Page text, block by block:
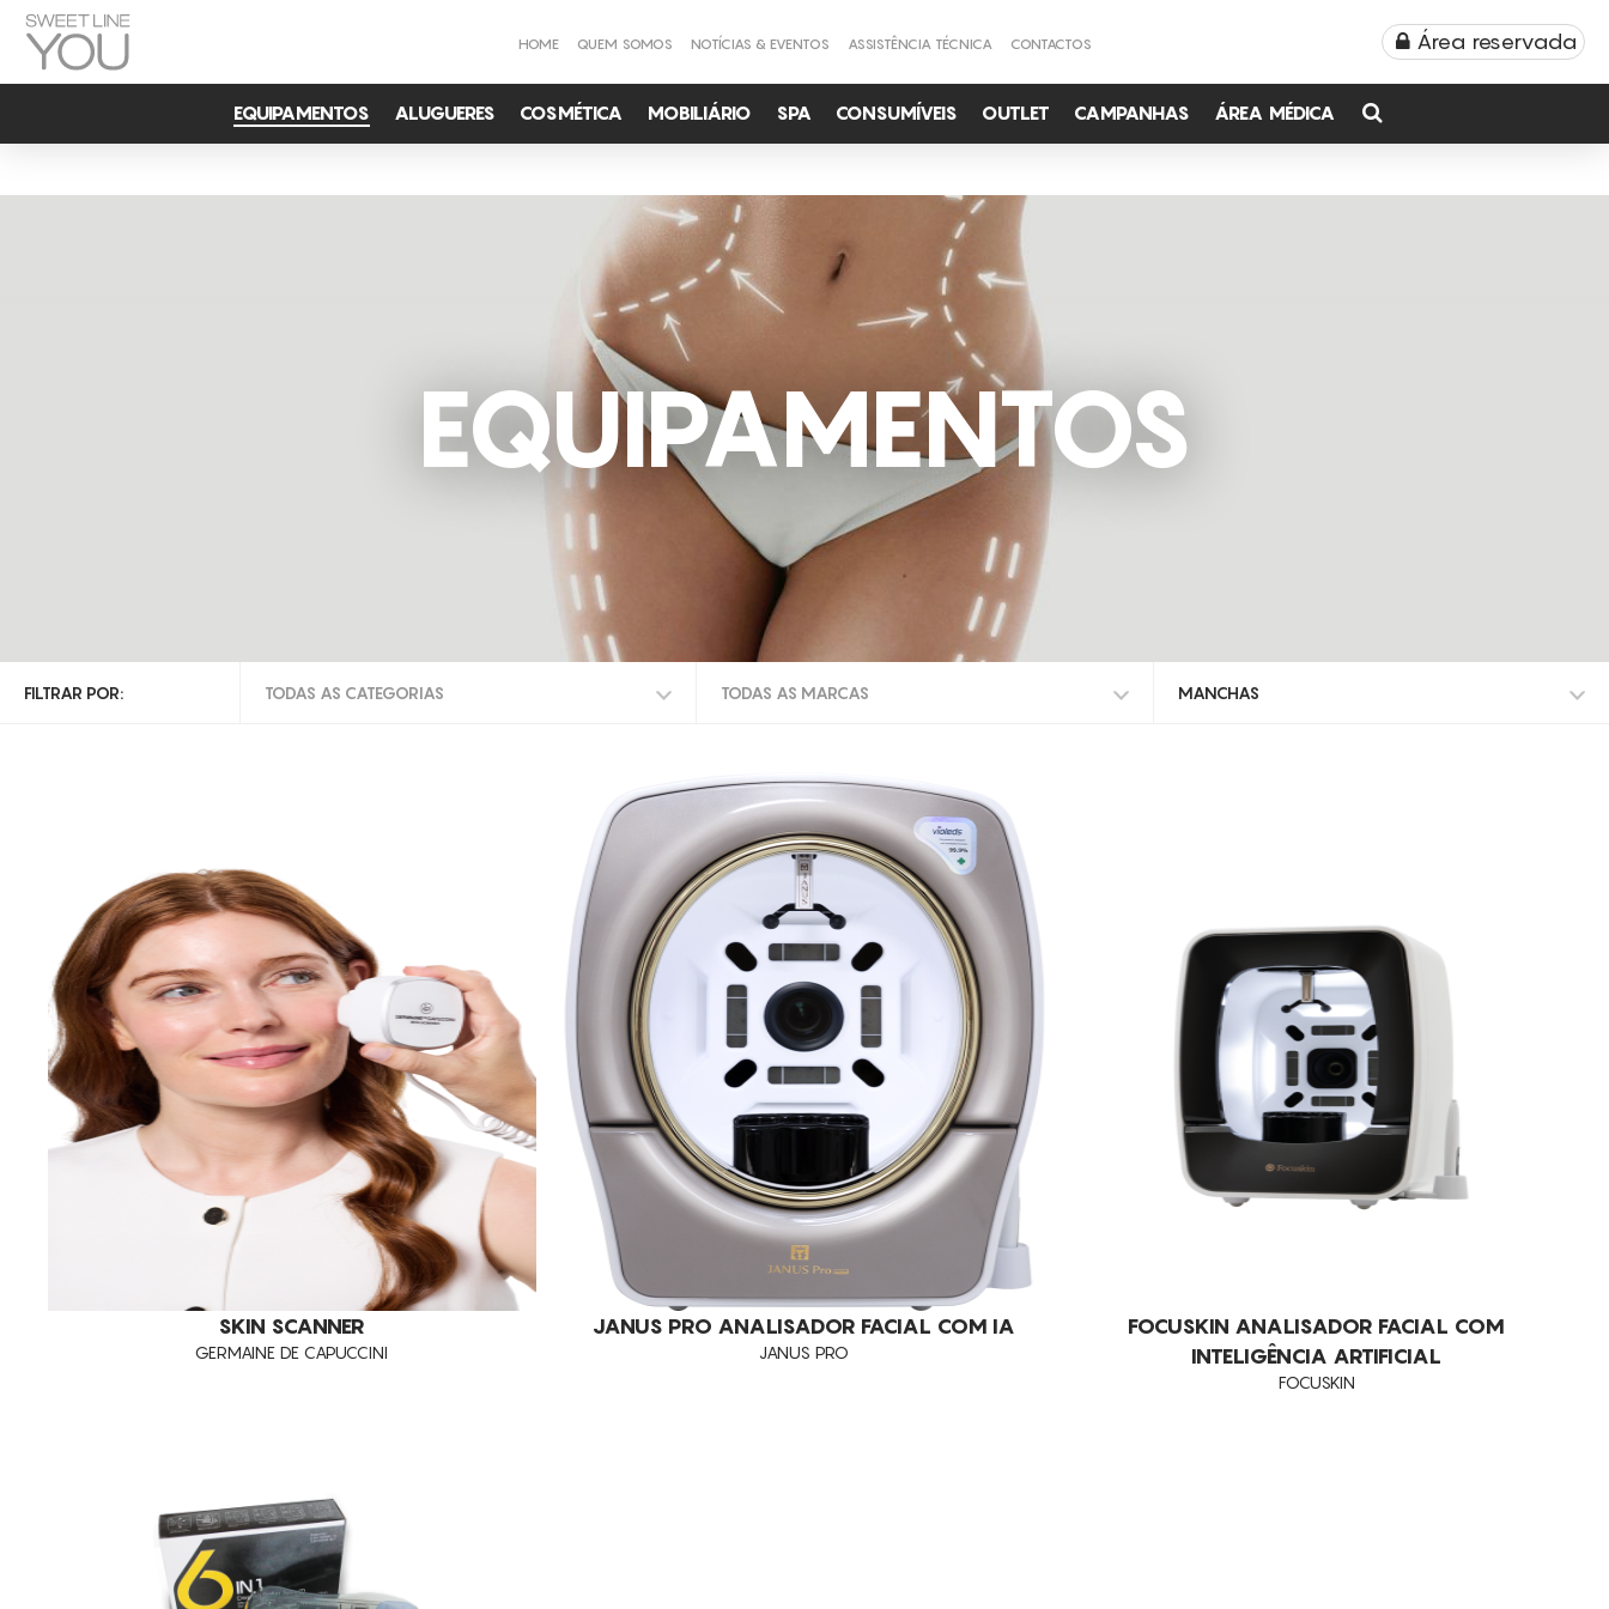
HOME QUEM SOMOS NOTÍCIAS & EVENTOS ASSISTÊNCIA TÉCNICA CONTACTOS Área reservada
EQUIPAMENTOS ALUGUERES COSMÉTICA MOBILIÁRIO SPA CONSUMÍVEIS OUTLET CAMPANHAS ÁREA MÉDICA
EQUIPAMENTOS
FILTRAR POR: TODAS AS CATEGORIAS TODAS AS MARCAS
FOCUSKIN
JANUS PRO
GERMAINE DE CAPUCCINI
OUTROS
MANCHAS
CELULITE ADIPOSA
CELULITE GRAU I-III
DEFINIÇÃO DO CONTORNO FACIAL
DEPILAÇÃO A LASER DIODO
DESIDRATAÇÃO
DIMINUIÇÃO DA CELULITE
DOR
PERSISTENTE
ENVELHECIMENTO
SKIN SCANNER
GERMAINE DE CAPUCCINI
JANUS PRO ANALISADOR FACIAL COM IA
JANUS PRO
FOCUSKIN ANALISADOR FACIAL COM
INTELIGÊNCIA ARTIFICIAL
FOCUSKIN